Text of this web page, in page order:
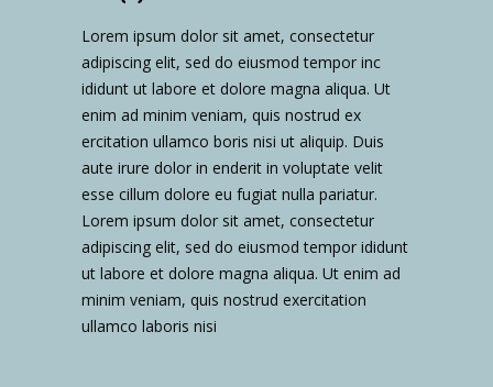
Lorem ipsum dolor sit amet, consectetur
adipiscing elit, sed do eiusmod tempor inc
ididunt ut labore et dolore magna aliqua. Ut
enim ad minim veniam, quis nostrud ex
ercitation ullamco boris nisi ut aliquip. Duis
aute irure dolor in enderit in voluptate velit
esse cillum dolore eu fugiat nulla pariatur.
Lorem ipsum dolor sit amet, consectetur
adipiscing elit, sed do eiusmod tempor ididunt
ut labore et dolore magna aliqua. Ut enim ad
minim veniam, quis nostrud exercitation
ullamco laboris nisi